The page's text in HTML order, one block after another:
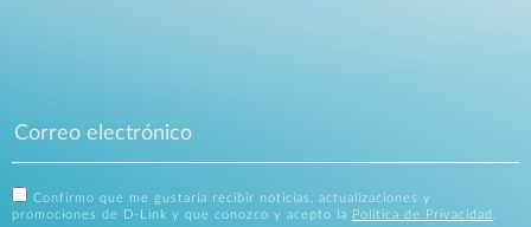
Confirmo que me gustaría recibir noticias, actualizaciones y
promociones de D-Link y que conozco y acepto la
Política de Privacidad .